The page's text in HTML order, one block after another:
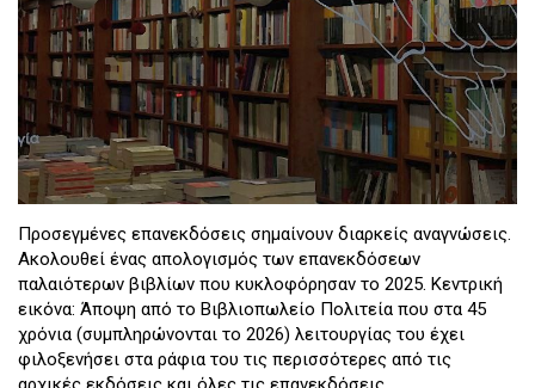
Προσεγμένες επανεκδόσεις σημαίνουν διαρκείς αναγνώσεις.
Ακολουθεί ένας απολογισμός των επανεκδόσεων
παλαιότερων βιβλίων που κυκλοφόρησαν το 2025. Κεντρική
εικόνα: Άποψη από το Βιβλιοπωλείο Πολιτεία που στα 45
χρόνια (συμπληρώνονται το 2026) λειτουργίας του έχει
φιλοξενήσει στα ράφια του τις περισσότερες από τις